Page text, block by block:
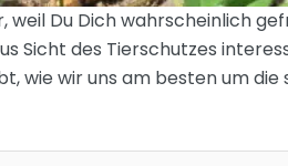
weil Du Dich wahrscheinlich
Sicht des Tierschutzes
wie wir uns am besten um